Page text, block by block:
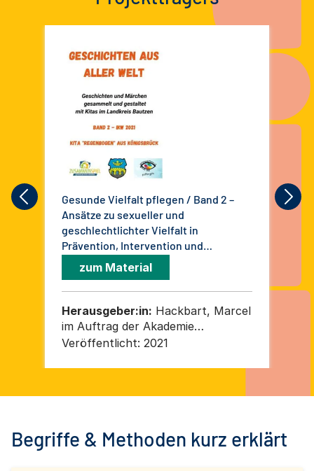
Gesunde Vielfalt pflegen / Band 2 –
Ansätze zu sexueller und
geschlechtlichter Vielfalt in
Prävention, Intervention und
Rehabilitation
zum Material
Herausgeber:in: Hackbart, Marcel
im Auftrag der Akademie
Waldschlösschen
Veröffentlicht: 2021
Begriffe & Methoden kurz erklärt